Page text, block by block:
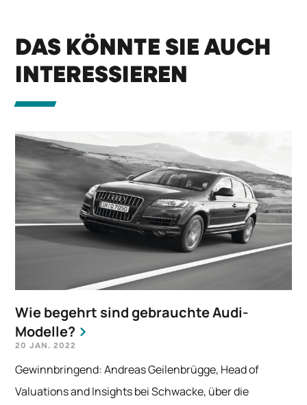
DAS KÖNNTE SIE AUCH
INTERESSIEREN
Wie begehrt sind gebrauchte Audi-
Modelle?
20 JAN. 2022
Gewinnbringend: Andreas Geilenbrügge, Head of
Valuations and Insights bei Schwacke, über die